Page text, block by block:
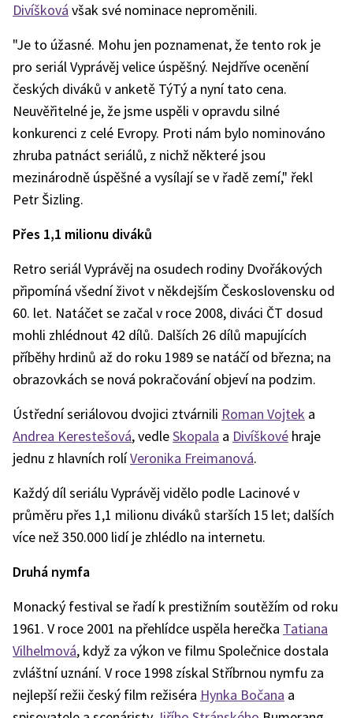
Divíšková však své nominace neproměnili.
"Je to úžasné. Mohu jen poznamenat, že tento rok je
pro seriál Vyprávěj velice úspěšný. Nejdříve ocenění
českých diváků v anketě TýTý a nyní tato cena.
Neuvěřitelné je, že jsme uspěli v opravdu silné
konkurenci z celé Evropy. Proti nám bylo nominováno
zhruba patnáct seriálů, z nichž některé jsou
mezinárodně úspěšné a vysílají se v řadě zemí," řekl
Petr Šizling.
Přes 1,1 milionu diváků
Retro seriál Vyprávěj na osudech rodiny Dvořákových
připomíná všední život v někdejším Československu od
60. let. Natáčet se začal v roce 2008, diváci ČT dosud
mohli zhlédnout 42 dílů. Dalších 26 dílů mapujících
příběhy hrdinů až do roku 1989 se natáčí od března; na
obrazovkách se nová pokračování objeví na podzim.
Ústřední seriálovou dvojici ztvárnili Roman Vojtek a
Andrea Kerestešová, vedleSkopala a Divíškové hraje
jednu z hlavních rolíVeronika Freimanová.
Každý díl seriálu Vyprávěj vidělo podle Lacinové v
průměru přes 1,1 milionu diváků starších 15 let; dalších
více než 350.000 lidí je zhlédlo na internetu.
Druhá nymfa
Monacký festival se řadí k prestižním soutěžím od roku
1961. V roce 2001 na přehlídce uspěla herečka Tatiana
Vilhelmová, když za výkon ve filmu Společnice dostala
zvláštní uznání. V roce 1998 získal Stříbrnou nymfu za
nejlepší režii český film režiséra Hynka Bočana a